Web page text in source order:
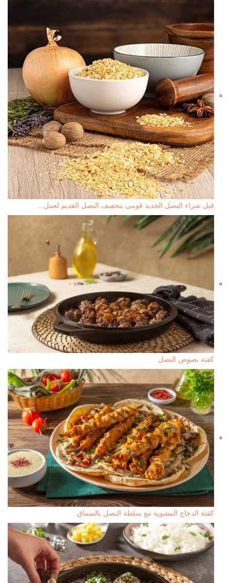
قبل شراء البصل الجديد قومى بتجفيف البصل القديم لعمل…
كفتة بصوص البصل
كفتة الدجاج المشوية مع سلطة البصل بالسماق